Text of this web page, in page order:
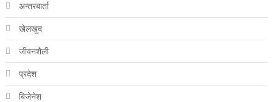
अन्तरबार्ता
खेलखुद
जीवनशैली
प्रदेश
बिजेनेश